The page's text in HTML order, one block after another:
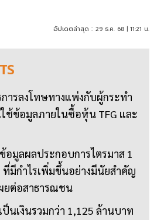
อัปเดตล่าสุด : 29 ธ.ค. 68 | 11:21 น.
ารลงโทษทางแพ่งกับผู้กระทำ
ช้ข้อมูลภายในซื้อหุ้น TFG และ
อมูลผลประกอบการไตรมาส 1
ที่มีกำไรเพิ่มขึ้นอย่างมีนัยสำคัญ
ยต่อสาธารณชน
นเงินรวมกว่า 1,125 ล้านบาท